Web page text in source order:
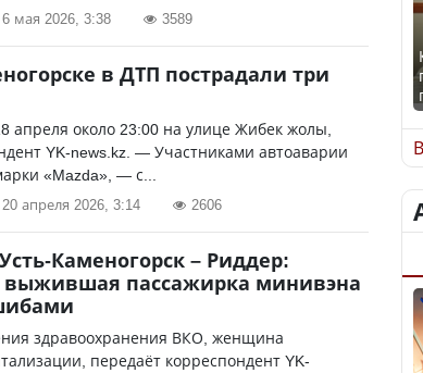
6 мая 2026, 3:38 3589
в ДТП пострадали три
апреля около 23:00 на улице Жибек жолы,
YK-news.kz. — Участниками автоаварии
«Mazda», — с...
20 апреля 2026, 3:14 2606
Каменогорск – Риддер:
выжившая пассажирка минивэна
здравоохранения ВКО, женщина
передаёт корреспондент YK-